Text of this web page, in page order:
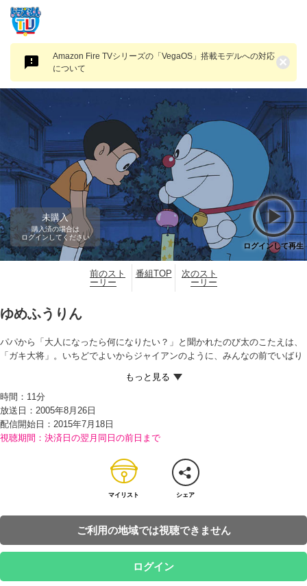
Amazon Fire TVシリーズの「VegaOS」搭載モデルへの対応
について
×
未購入
購入済の場合は
ログインしてください
ログインして再生
前のスト
ーリー
番組TOP
次のスト
ーリー
ゆめふうりん
パパから「大人になったら何になりたい？」と聞かれたのび太のこたえは、
「ガキ大将」。いちどでよいからジャイアンのように、みんなの前でいばり
によくねむっておくよう、のび太に昼寝をすすめる。 そして夜中、すっかり
寝入っているところを、ドラえもんに起こされ、空き地に連れてこられたの
び太。だれもいない空き地でドラえもんが『ゆめふうりん』を鳴らすと、ど
うしたことか、ねむったままの子どもたちが集まってきて…!?
時間： 11分
放送日：2005年8月26日
配信開始日： 2015年7月18日
視聴期間：決済日の翌月同日の前日まで
マイリスト シェア
ご利用の地域では視聴できません
ログイン